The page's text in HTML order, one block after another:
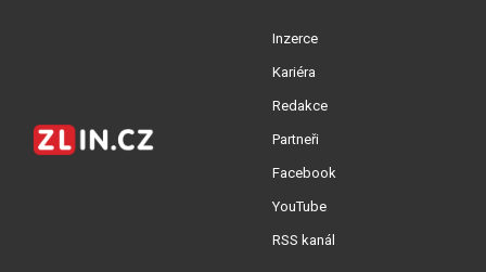
Inzerce
Kariéra
Redakce
Partneři
Facebook
YouTube
RSS kanál